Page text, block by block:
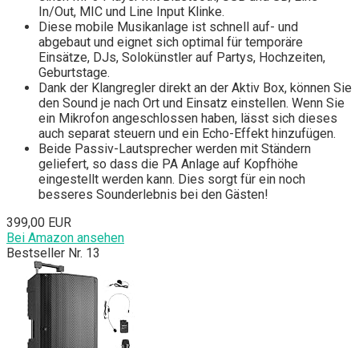
In/Out, MIC und Line Input Klinke.
Diese mobile Musikanlage ist schnell auf- und
abgebaut und eignet sich optimal für temporäre
Einsätze, DJs, Solokünstler auf Partys, Hochzeiten,
Geburtstage.
Dank der Klangregler direkt an der Aktiv Box, können Sie
den Sound je nach Ort und Einsatz einstellen. Wenn Sie
ein Mikrofon angeschlossen haben, lässt sich dieses
auch separat steuern und ein Echo-Effekt hinzufügen.
Beide Passiv-Lautsprecher werden mit Ständern
geliefert, so dass die PA Anlage auf Kopfhöhe
eingestellt werden kann. Dies sorgt für ein noch
besseres Sounderlebnis bei den Gästen!
399,00 EUR
Bei Amazon ansehen
Bestseller Nr. 13